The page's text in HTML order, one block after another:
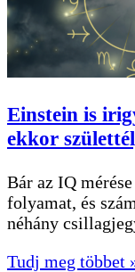
Einstein is
ekkor
Bár az IQ
folyamat, és
néhány
Tudj meg többet